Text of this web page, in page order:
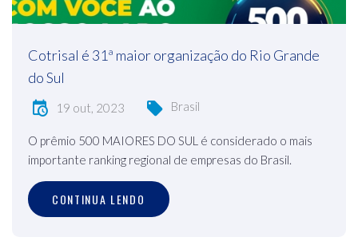
Cotrisal é 31ª maior organização do Rio Grande
do Sul
19 out, 2023 Brasil
O prêmio 500 MAIORES DO SUL é considerado o mais
importante ranking regional de empresas do Brasil.
CONTINUA LENDO